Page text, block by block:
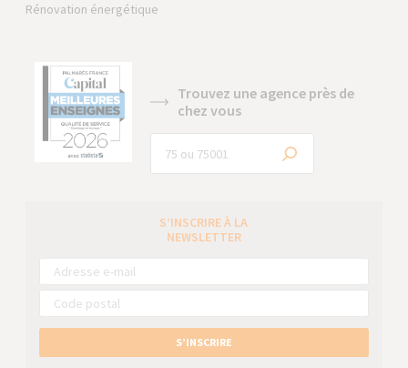
Rénovation énergétique
Trouvez une agence près de
chez vous
S’INSCRIRE À LA
NEWSLETTER
S’INSCRIRE